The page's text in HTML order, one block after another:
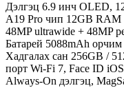
Дэлгэц 6.9 инч OLED,
A19 Pro чип 12GB
48MP ultrawide + 48MP
Батарей 5088mAh орчим
Хадгалах сан 256GB /
порт Wi-Fi 7, Face ID
Always-On дэлгэц,